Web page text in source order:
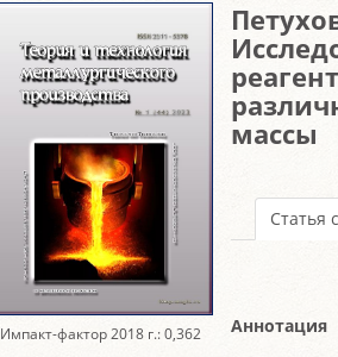
Импакт-фактор 2018 г.: 0,362
массы
Статья
Аннотация